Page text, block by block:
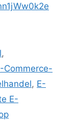
,
Commerce-
, E-
E-